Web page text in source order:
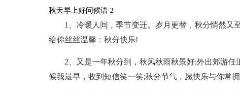
秋天早上好问候语 2
1、冷暖人间，季节变迁。岁月更替，秋分悄然又
给你丝丝温馨：秋分快乐!
2、又是一年秋分到，秋风秋雨秋景好;外出郊游
候我最早，收到短信笑一笑;秋分节气，愿快乐与你常